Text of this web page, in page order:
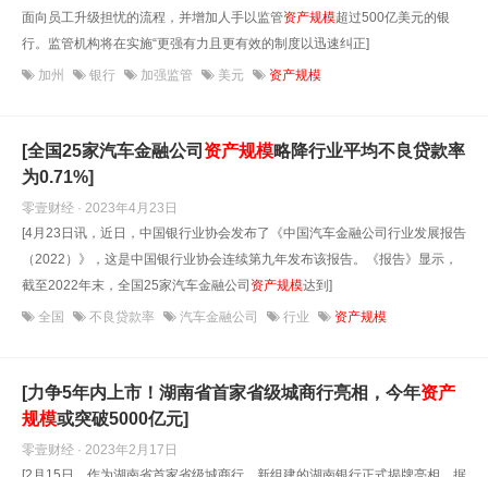
面向员工升级担忧的流程，并增加人手以监管资产规模超过500亿美元的银
行。监管机构将在实施“更强有力且更有效的制度以迅速纠正]
加州 银行 加强监管 美元 资产规模
[全国25家汽车金融公司 资产规模略降行业平均不良贷款率
为0.71%]
零壹财经 · 2023年4月23日
[4月23日讯，近日，中国银行业协会发布了《中国汽车金融公司行业发展报告
（2022）》，这是中国银行业协会连续第九年发布该报告。《报告》显示，
截至2022年末，全国25家汽车金融公司 资产规模达到]
全国 不良贷款率 汽车金融公司 行业 资产规模
[力争5年内上市！湖南省首家省级城商行亮相，今年资产
规模或突破5000亿元]
零壹财经 · 2023年2月17日